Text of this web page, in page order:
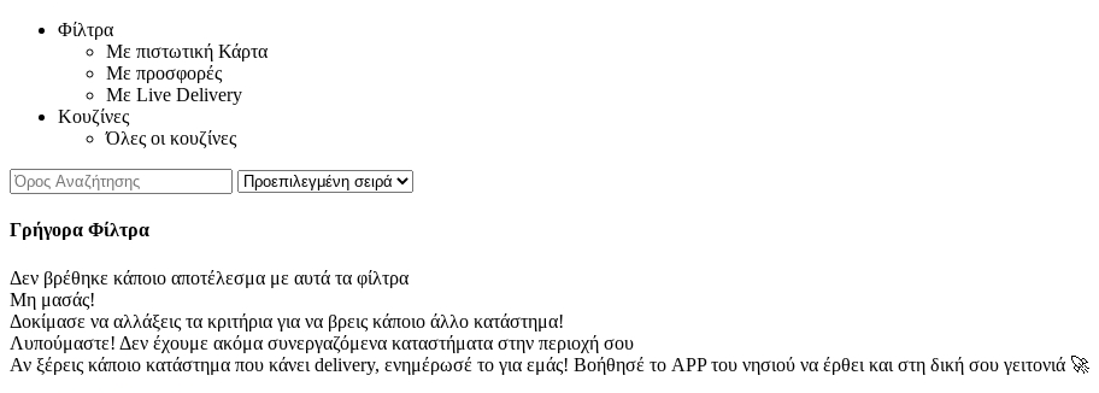
Φίλτρα
Με πιστωτική Κάρτα
Με προσφορές
Με Live Delivery
Κουζίνες
Όλες οι κουζίνες
Γρήγορα Φίλτρα
Δεν βρέθηκε κάποιο αποτέλεσμα με αυτά τα φίλτρα
Μη μασάς!
Δοκίμασε να αλλάξεις τα κριτήρια για να βρεις κάποιο άλλο κατάστημα!
Λυπούμαστε! Δεν έχουμε ακόμα συνεργαζόμενα καταστήματα στην περιοχή σου
Αν ξέρεις κάποιο κατάστημα που κάνει delivery, ενημέρωσέ το για εμάς! Βοήθησέ το APP του νησιού να έρθει και στη δική σου γειτονιά 🚀